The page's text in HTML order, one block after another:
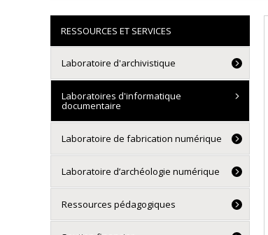
RESSOURCES ET SERVICES
Laboratoire d'archivistique
Laboratoires d'informatique
documentaire
Laboratoire de fabrication numérique
Laboratoire d’archéologie numérique
Ressources pédagogiques